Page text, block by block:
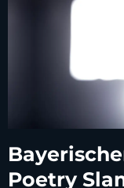
Poetry